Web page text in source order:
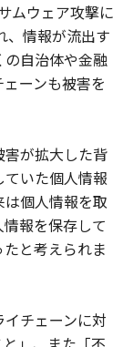
ムウェア攻撃に
、情報が流出す
自治体や金融
ーンも被害を
が拡大した背
いた個人情報
個人情報を取
報を保存して
と考えられま
チェーンに対